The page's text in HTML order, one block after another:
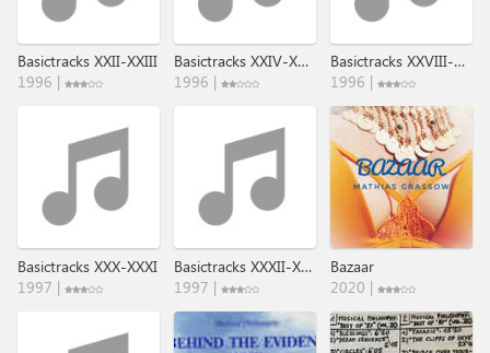
Basictracks XXII-XXIII
1996 |
Basictracks XXIV-XXVII
1996 |
Basictracks XXVIII-XXIX
1996 |
Basictracks XXX-XXXI
1997 |
Basictracks XXXII-XXXIV
1997 |
Bazaar
2020 |